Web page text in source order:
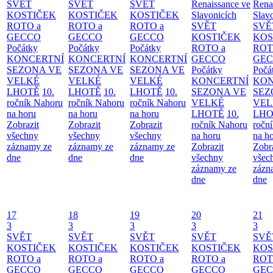
SVĚT
KOSTIČEK
ROTO a
GECCO
Počátky
KONCERTNÍ
SEZONA VE
VELKÉ
LHOTĚ 10.
ročník Nahoru
na horu
Zobrazit
všechny
záznamy ze
dne
SVĚT
KOSTIČEK
ROTO a
GECCO
Počátky
KONCERTNÍ
SEZONA VE
VELKÉ
LHOTĚ 10.
ročník Nahoru
na horu
Zobrazit
všechny
záznamy ze
dne
SVĚT
KOSTIČEK
ROTO a
GECCO
Počátky
KONCERTNÍ
SEZONA VE
VELKÉ
LHOTĚ 10.
ročník Nahoru
na horu
Zobrazit
všechny
záznamy ze
dne
Renaissance ve
Slavonicích
SVĚT
KOSTIČEK
ROTO a
GECCO
Počátky
KONCERTNÍ
SEZONA VE
VELKÉ
LHOTĚ 10.
ročník Nahoru
na horu
Zobrazit
všechny
záznamy ze
dne
na
dne
17
3
SVĚT
KOSTIČEK
ROTO a
GECCO
18
3
SVĚT
KOSTIČEK
ROTO a
GECCO
19
3
SVĚT
KOSTIČEK
ROTO a
GECCO
20
3
SVĚT
KOSTIČEK
ROTO a
GECCO
21
3